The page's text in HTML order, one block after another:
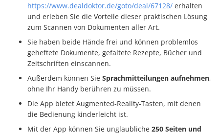
https://www.dealdoktor.de/goto/deal/67128/ erhalten
und erleben Sie die Vorteile dieser praktischen Lösung
zum Scannen von Dokumenten aller Art.
Sie haben beide Hände frei und können problemlos
geheftete Dokumente, gefaltete Rezepte, Bücher und
Zeitschriften einscannen.
Außerdem können Sie Sprachmitteilungen aufnehmen,
ohne Ihr Handy berühren zu müssen.
Die App bietet Augmented-Reality-Tasten, mit denen
die Bedienung kinderleicht ist.
Mit der App können Sie unglaubliche 250 Seiten und